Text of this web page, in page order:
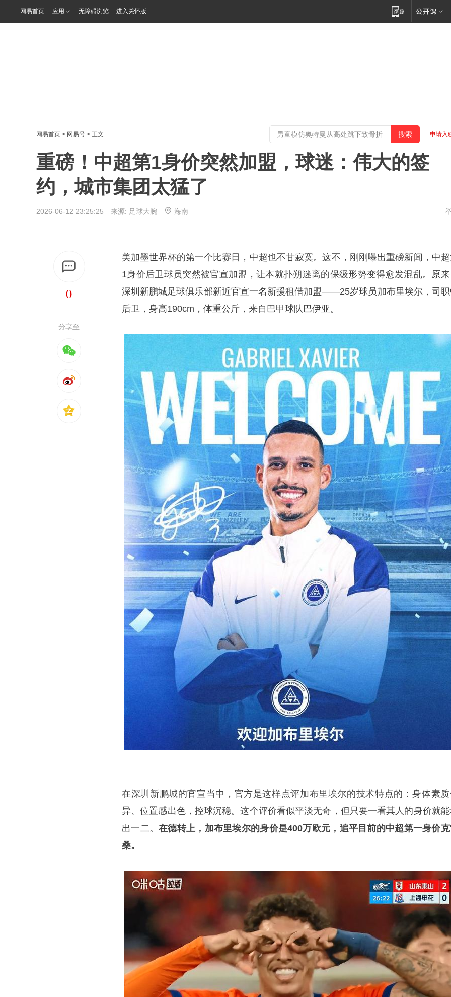
网易首页 应用 无障碍浏览 进入关怀版
网易首页 > 网易号 > 正文 申请入
重磅！中超第1身价突然加盟，球迷：伟大的签
约，城市集团太猛了
2026-06-12 23:25:25 来源: 足球大腕 海南
0
分享至
美加墨世界杯的第一个比赛日，中超也不甘寂寞。这不，刚刚曝出重磅新闻，中
1身价后卫球员突然被官宣加盟，让本就扑朔迷离的保级形势变得愈发混乱。原
深圳新鹏城足球俱乐部新近官宣一名新援租借加盟——25岁球员 加布里埃尔，司
后卫，身高190cm，体重公斤，来自巴甲球队巴伊亚。
在深圳新鹏城的官宣当中，官方是这样点评加布里埃尔的技术特点的：身体素
异、位置感出色，控球沉稳。这个评价看似平淡无奇，但只要一看其人的身价就
出一二。在德转上，加布里埃尔的身价是400万欧元，追平目前的中超第一身价
桑。